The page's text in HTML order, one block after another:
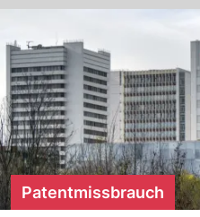
Patentmissbrauch